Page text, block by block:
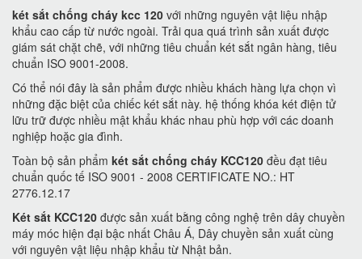
két sắt chống cháy kcc 120 với những nguyên vật liệu nhập
khẩu cao cấp từ nước ngoài. Trải qua quá trình sản xuất được
giám sát chặt chẽ, với những tiêu chuẩn két sắt ngân hàng, tiêu
chuẩn ISO 9001-2008.
Có thể nói đây là sản phẩm được nhiều khách hàng lựa chọn vì
những đặc biệt của chiếc két sắt này. hệ thống khóa két điện tử
lữu trữ được nhiều mật khẩu khác nhau phù hợp với các doanh
nghiệp hoặc gia đình.
Toàn bộ sản phẩm két sắt chống cháy KCC120 đều đạt tiêu
chuẩn quốc tế ISO 9001 - 2008 CERTIFICATE NO.: HT
2776.12.17
Két sắt KCC120 được sản xuất bằng công nghệ trên dây chuyền
máy móc hiện đại bậc nhất Châu Á, Dây chuyền sản xuất cùng
với nguyên vật liệu nhập khẩu từ Nhật bản.